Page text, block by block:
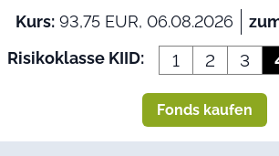
Kurs:93,75 EUR, 06.08.2026
Risikoklasse KIID:
1 2 3
Fonds kaufen